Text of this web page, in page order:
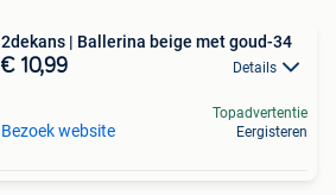
2dekans | Ballerina beige met goud-34
€ 10,99 Details
Bezoek website
Topadvertentie
Eergisteren